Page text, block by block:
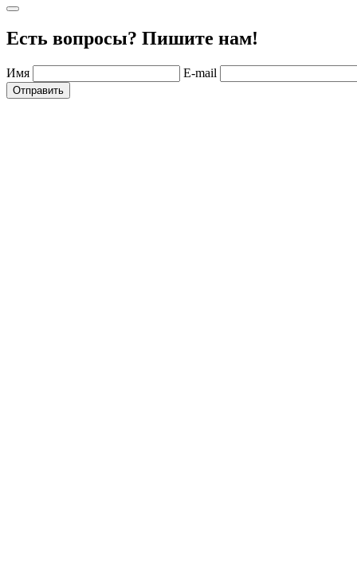
Есть вопросы? Пишите нам!
Имя E-mail